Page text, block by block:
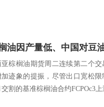
油因产量低、中国对豆
棕榈油期货周二连续第二个
加迹象的提振，尽管出口宽松
交割的基准棕榈油合约FCPOc3